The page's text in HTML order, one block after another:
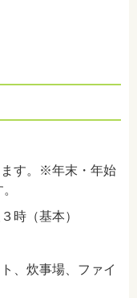
す。※年末・年始
時（基本）
、炊事場、ファイ